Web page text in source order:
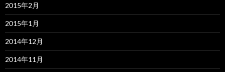
2015年2月
2015年1月
2014年12月
2014年11月